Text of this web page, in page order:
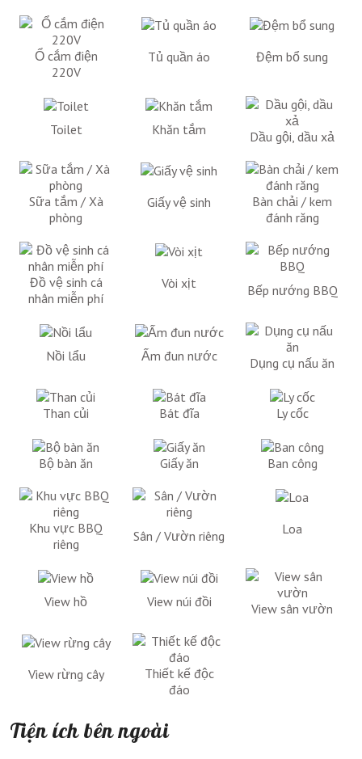
Ổ cắm điện
220V
Tủ quần áo Đệm bổ sung
Toilet Khăn tắm Dầu gội, dầu xả
Sữa tắm / Xà
phòng
Giấy vệ sinh
Bàn chải / kem
đánh răng
Đồ vệ sinh cá
nhân miễn phí
Vòi xịt Bếp nướng BBQ
Nồi lẩu Ấm đun nước Dụng cụ nấu ăn
Than củi Bát đĩa Ly cốc
Bộ bàn ăn Giấy ăn Ban công
Khu vực BBQ
riêng
Sân / Vườn riêng Loa
View hồ View núi đồi View sân vườn
View rừng cây
Thiết kế độc
đáo
Tiện ích bên ngoài